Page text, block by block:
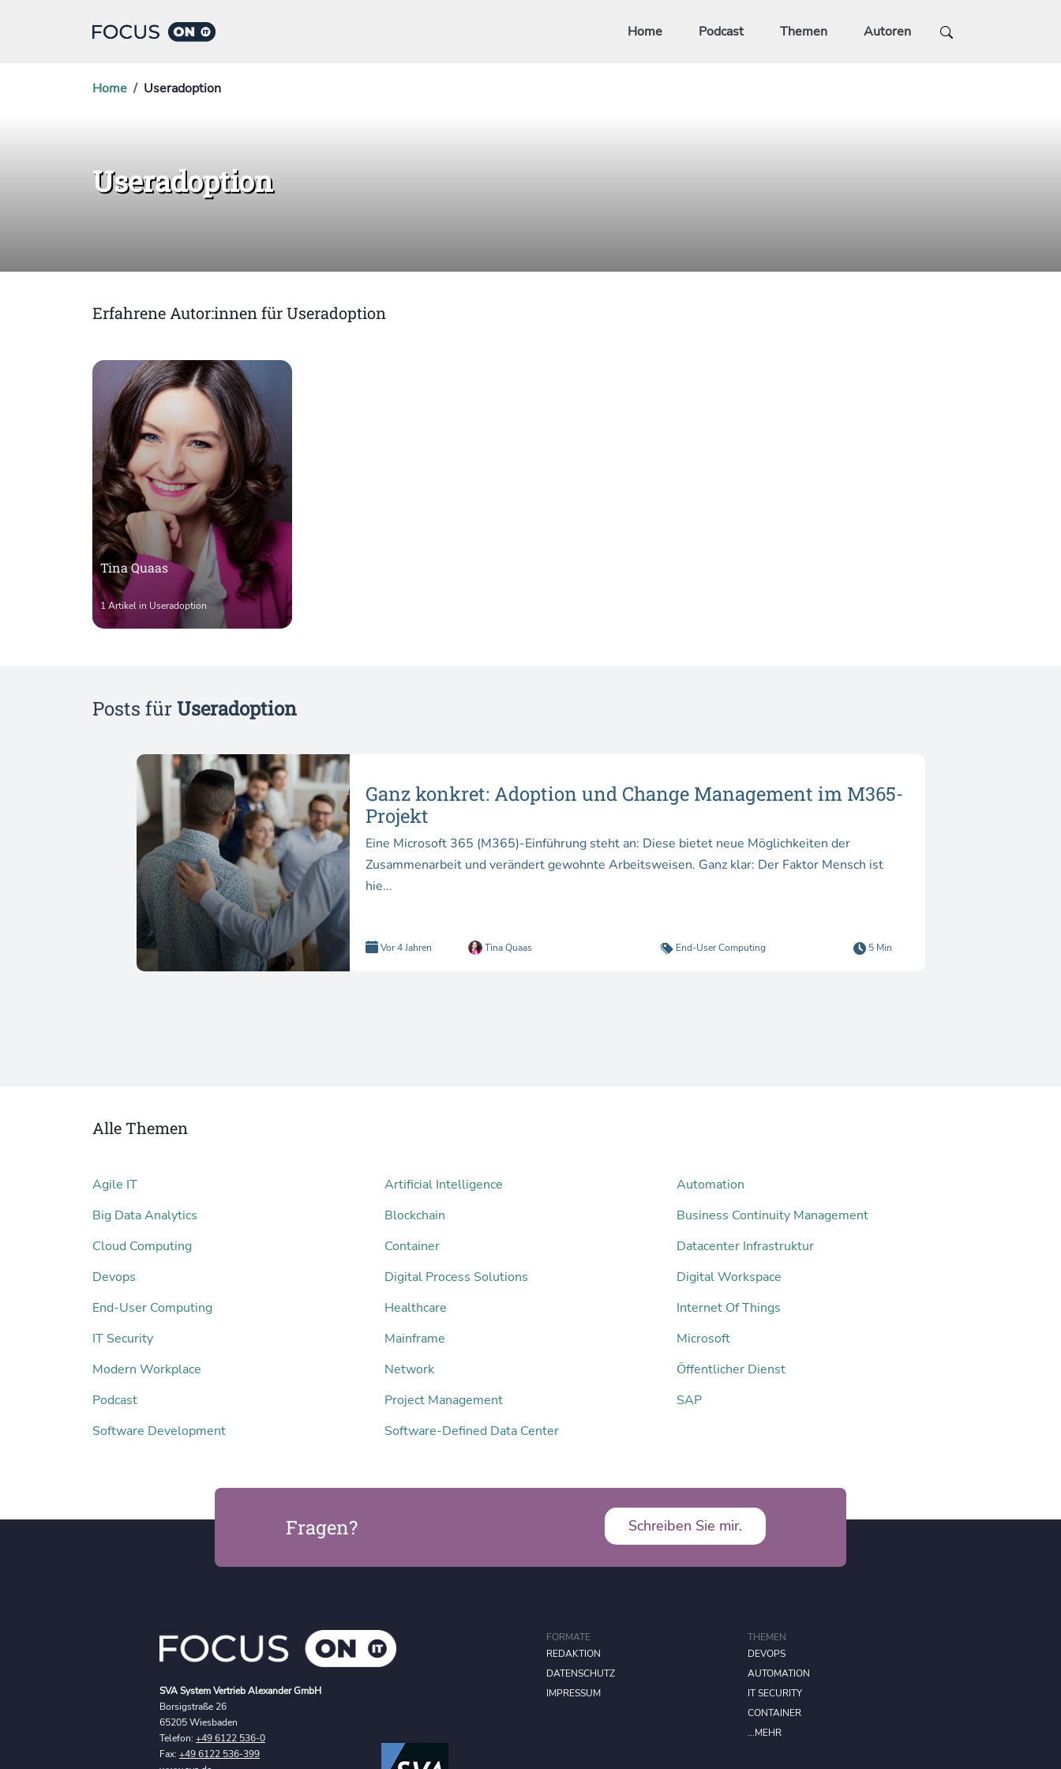
Home Podcast Themen Autoren
Home Useradoption
Useradoption
Erfahrene Autor:innen für Useradoption
Tina Quaas
1 Artikel in Useradoption
Posts fürUseradoption
Ganz konkret: Adoption und Change Management im M365-
Projekt
Eine Microsoft 365 (M365)-Einführung steht an: Diese bietet neue Möglichkeiten der
Zusammenarbeit und verändert gewohnte Arbeitsweisen. Ganz klar: Der Faktor Mensch ist
hie...
Vor 4 Jahren Tina Quaas End-User Computing 5 Min
Alle Themen
Agile IT Artificial Intelligence
Automation
Big Data Analytics
Blockchain
Business Continuity Management
Cloud Computing
Container
Datacenter Infrastruktur
Devops
Digital Process Solutions
Digital Workspace
End-User Computing
Healthcare
Internet Of Things
IT Security
Mainframe
Microsoft
Modern Workplace
Network
Öffentlicher Dienst
Podcast
Project Management
SAP
Software Development
Software-Defined Data Center
Fragen? Schreiben Sie mir.
SVA System Vertrieb Alexander GmbH
Borsigstraße 26
65205 Wiesbaden
Telefon: +49 6122 536-0
Fax: +49 6122 536-399
FORMATE
REDAKTION
DATENSCHUTZ
IMPRESSUM
THEMEN
DEVOPS
AUTOMATION
IT SECURITY
CONTAINER
...MEHR